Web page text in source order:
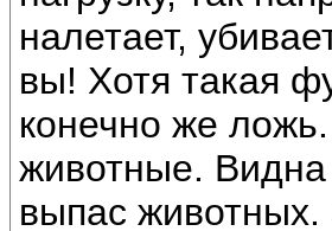
налетает,
вы! Хотя такая
конечно же
животные.
выпас животных.